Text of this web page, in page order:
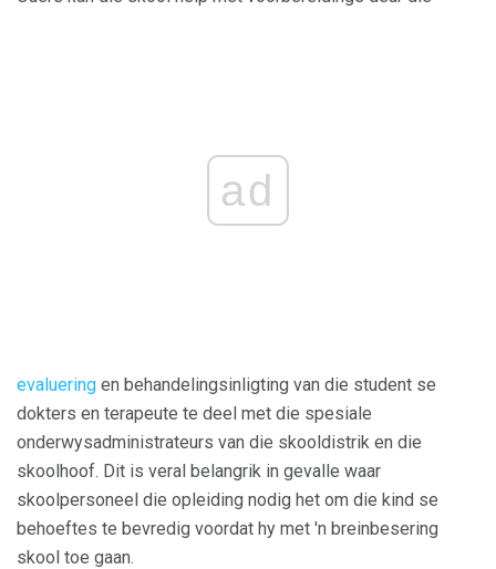
ad
evaluering en behandelingsinligting van die student se
dokters en terapeute te deel met die spesiale
onderwysadministrateurs van die skooldistrik en die
skoolhoof. Dit is veral belangrik in gevalle waar
skoolpersoneel die opleiding nodig het om die kind se
behoeftes te bevredig voordat hy met 'n breinbesering
skool toe gaan.